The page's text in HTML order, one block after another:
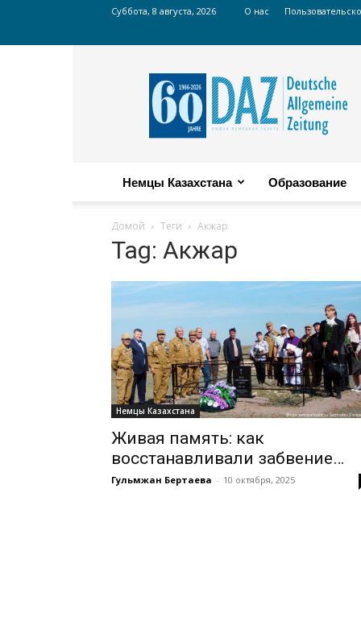
Суббота, 8 августа, 2026 О нас
Russian
DAZ
Немцы Казахстана Образование
Домой Теги Акжар
Tag: Акжар
Немцы Казахстана
Живая память: как
восстанавливали забвение…
Гульмжан Бертаева - 10 октября, 2025